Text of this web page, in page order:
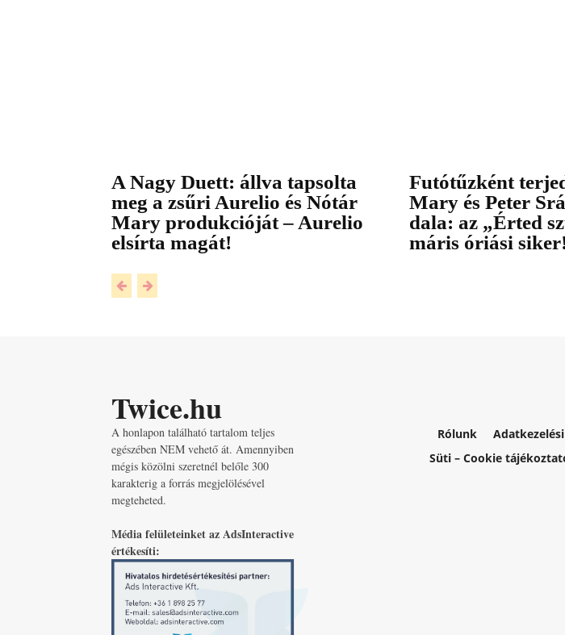
A Nagy Duett: állva tapsolta
meg a zsűri Aurelio és Nótár
Mary produkcióját – Aurelio
elsírta magát!
Futótűzként
Mary és Peter
dala: az „Érted
máris óriási siker!
Twice.hu
A honlapon található tartalom teljes
egészében NEM vehető át. Amennyiben
mégis közölni szeretnél belőle 300
karakterig a forrás megjelölésével
megteheted.
Média felületeinket az AdsInteractive
értékesíti:
Rólunk
Süti – Cookie